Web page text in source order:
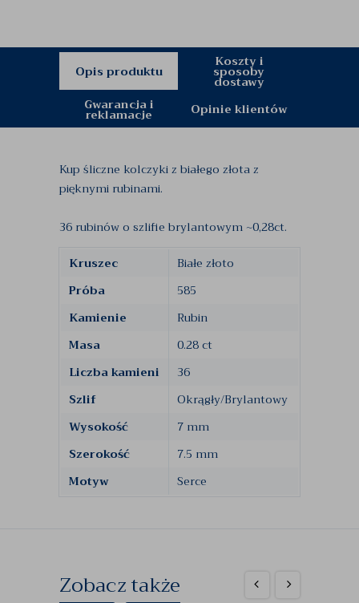
Opis produktu
Koszty i
sposoby
dostawy
Gwarancja i
reklamacje Opinie klientów
Kup śliczne kolczyki z białego złota z
pięknymi rubinami.
36 rubinów o szlifie brylantowym ~0,28ct.
Kruszec
Białe złoto
Próba
585
Kamienie
Rubin
Masa
0.28 ct
Liczba kamieni
36
Szlif
Okrągły/Brylantowy
Wysokość
7 mm
Szerokość
7.5 mm
Motyw
Serce
Zobacz także